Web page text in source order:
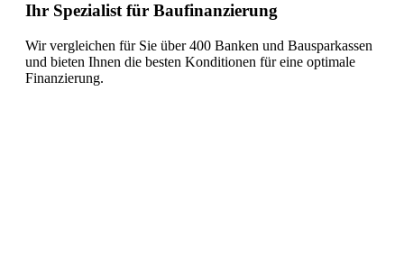
Ihr Spezialist für Baufinanzierung
Wir vergleichen für Sie über 400 Banken und Bausparkassen
und bieten Ihnen die besten Konditionen für eine optimale
Finanzierung.